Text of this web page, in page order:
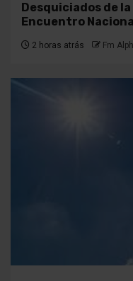
Desquiciados de
Encuentro
2 horas atrás Fm